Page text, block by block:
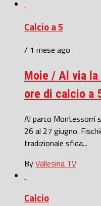
Calcio a 5
/ 1 mese ago
Moie / Al via la
ore di calcio a
Al parco Montessorri
26 al 27 giugno.
tradizionale sfida...
ByVallesina TV
Calcio